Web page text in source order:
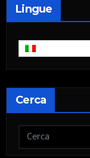
Lingue
Cerca